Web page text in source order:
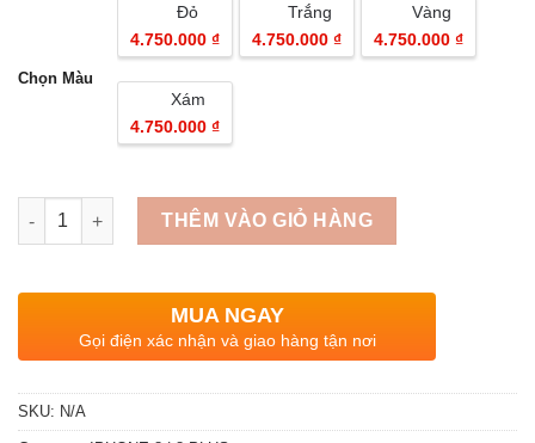
Chọn Màu
Đỏ
4.750.000 ₫
Trắng
4.750.000 ₫
Vàng
4.750.000 ₫
Xám
4.750.000 ₫
Quantity
THÊM VÀO GIỎ HÀNG
MUA NGAY
Gọi điện xác nhận và giao hàng tận nơi
SKU: N/A